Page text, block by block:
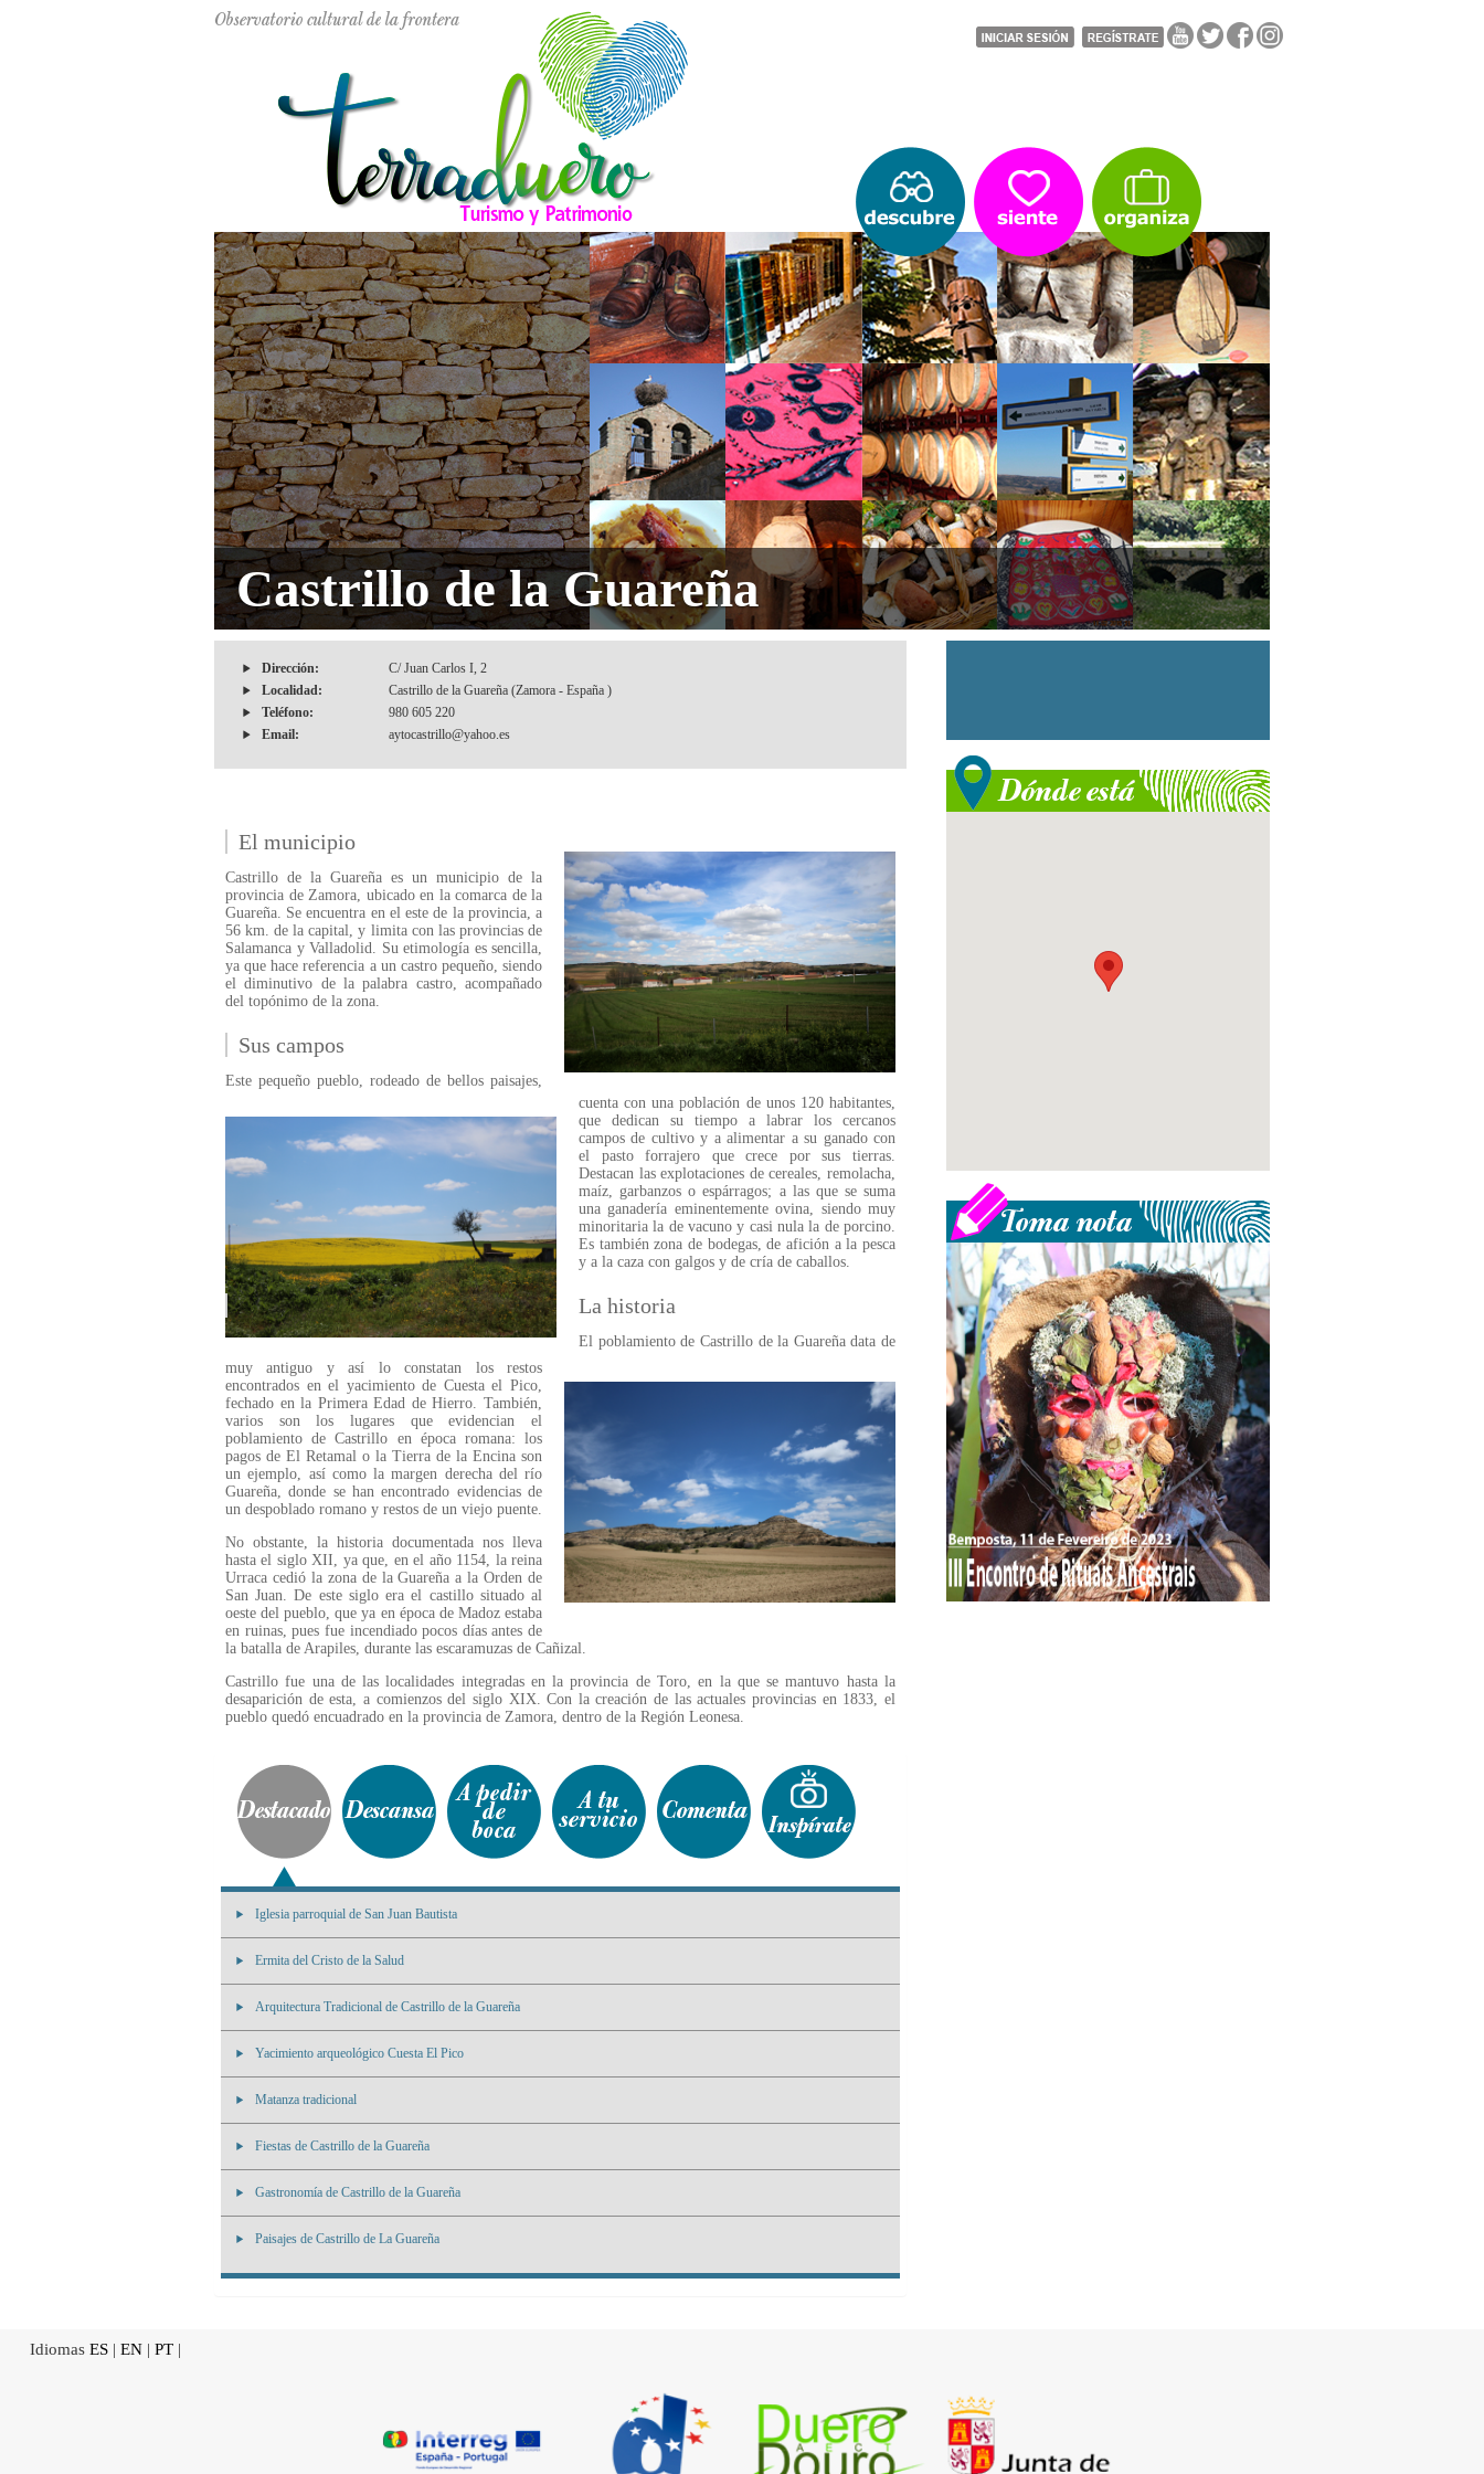
Castrillo de la Guareña
Dirección:
C/ Juan Carlos I, 2
Localidad:
Castrillo de la Guareña (Zamora - España )
Teléfono:
980 605 220
Email:
aytocastrillo@yahoo.es
El municipio
Castrillo de la Guareña es un municipio de la
provincia de Zamora, ubicado en la comarca de la
Guareña. Se encuentra en el este de la provincia, a
56 km. de la capital, y limita con las provincias de
Salamanca y Valladolid. Su etimología es sencilla,
ya que hace referencia a un castro pequeño, siendo
el diminutivo de la palabra castro, acompañado
del topónimo de la zona.
Sus campos
Este pequeño pueblo, rodeado de bellos paisajes,
cuenta con una población de unos 120 habitantes,
que dedican su tiempo a labrar los cercanos
campos de cultivo y a alimentar a su ganado con
el pasto forrajero que crece por sus tierras.
Destacan las explotaciones de cereales, remolacha,
maíz, garbanzos o espárragos; a las que se suma
una ganadería eminentemente ovina, siendo muy
minoritaria la de vacuno y casi nula la de porcino.
Es también zona de bodegas, de afición a la pesca
y a la caza con galgos y de cría de caballos.
La historia
El poblamiento de Castrillo de la Guareña data de
muy antiguo y así lo constatan los restos
encontrados en el yacimiento de Cuesta el Pico,
fechado en la Primera Edad de Hierro. También,
varios son los lugares que evidencian el
poblamiento de Castrillo en época romana: los
pagos de El Retamal o la Tierra de la Encina son
un ejemplo, así como la margen derecha del río
Guareña, donde se han encontrado evidencias de
un despoblado romano y restos de un viejo puente.
No obstante, la historia documentada nos lleva
hasta el siglo XII, ya que, en el año 1154, la reina
Urraca cedió la zona de la Guareña a la Orden de
San Juan. De este siglo era el castillo situado al
oeste del pueblo, que ya en época de Madoz estaba
en ruinas, pues fue incendiado pocos días antes de
la batalla de Arapiles, durante las escaramuzas de Cañizal.
Castrillo fue una de las localidades integradas en la provincia de Toro, en la que se mantuvo hasta la
desaparición de esta, a comienzos del siglo XIX. Con la creación de las actuales provincias en 1833, el
pueblo quedó encuadrado en la provincia de Zamora, dentro de la Región Leonesa.
Iglesia parroquial de San Juan Bautista
Ermita del Cristo de la Salud
Arquitectura Tradicional de Castrillo de la Guareña
Yacimiento arqueológico Cuesta El Pico
Matanza tradicional
Fiestas de Castrillo de la Guareña
Gastronomía de Castrillo de la Guareña
Paisajes de Castrillo de La Guareña
Idiomas ES | EN | PT |